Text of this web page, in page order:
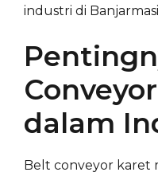
industri di
dalam
Belt conveyor karet